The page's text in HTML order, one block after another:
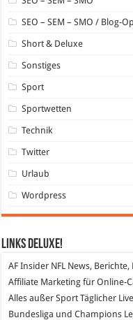
SEO – SEM – SMO / Blog-
Short & Deluxe
Sonstiges
Sport
Sportwetten
Technik
Twitter
Urlaub
Wordpress
Links DeLuXe!
AF Insider NFL News,
Affiliate Marketing für Online-
Alles außer Sport Täglicher
Bundesliga und Champions